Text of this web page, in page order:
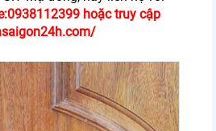
hoặc truy cập